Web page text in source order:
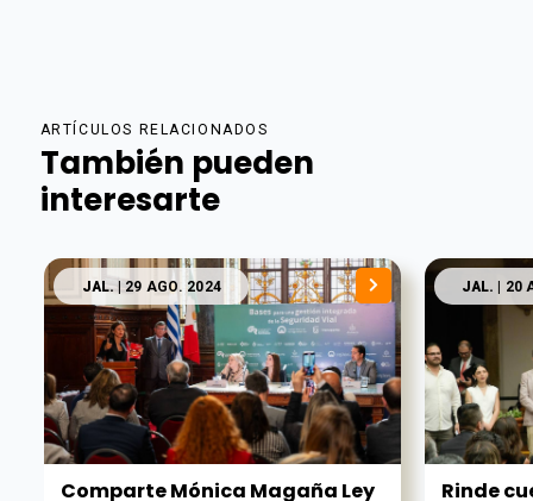
ARTÍCULOS RELACIONADOS
También pueden
interesarte
JAL. | 29 AGO. 2024
Comparte Mónica Magaña Ley
JAL. | 20
Rinde